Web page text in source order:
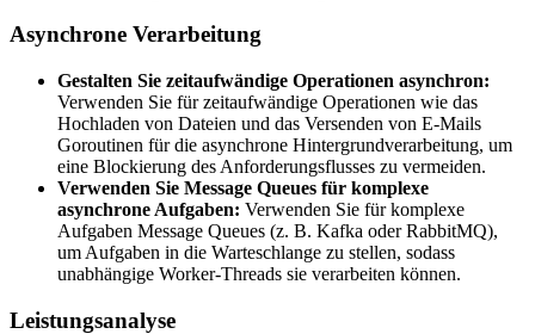
Asynchrone Verarbeitung
Gestalten Sie zeitaufwändige Operationen asynchron:
Verwenden Sie für zeitaufwändige Operationen wie das
Hochladen von Dateien und das Versenden von E-Mails
Goroutinen für die asynchrone Hintergrundverarbeitung, um
eine Blockierung des Anforderungsflusses zu vermeiden.
Verwenden Sie Message Queues für komplexe
asynchrone Aufgaben: Verwenden Sie für komplexe
Aufgaben Message Queues (z. B. Kafka oder RabbitMQ),
um Aufgaben in die Warteschlange zu stellen, sodass
unabhängige Worker-Threads sie verarbeiten können.
Leistungsanalyse